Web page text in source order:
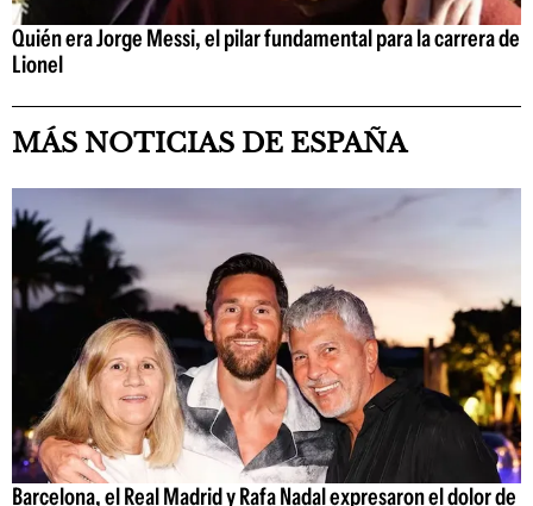
Quién era Jorge Messi, el pilar fundamental para la carrera de
Lionel
MÁS NOTICIAS DE ESPAÑA
Barcelona, el Real Madrid y Rafa Nadal expresaron el dolor de